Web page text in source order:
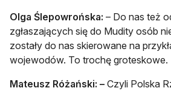
Olga Ślepowrońska: – Do nas też
zgłaszających się do Mudity osób
zostały do nas skierowane na
wojewodów. To trochę groteskowe.
Mateusz Różański: – Czyli Polska